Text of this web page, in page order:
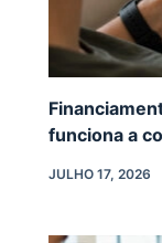
funciona a
JULHO 17, 2026